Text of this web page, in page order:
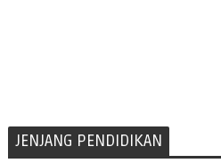
JENJANG PENDIDIKAN